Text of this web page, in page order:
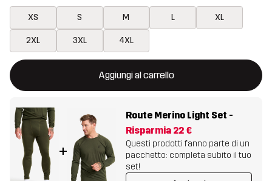
XS S M L XL
2XL 3XL 4XL
Aggiungi al carrello
Questo tasto aprirà una finestra modale per confermare un
{{size}} non disponibile
+
Route Merino Light Set -
Risparmia 22 €
Questi prodotti fanno parte di un
pacchetto: completa subito il tuo
set!